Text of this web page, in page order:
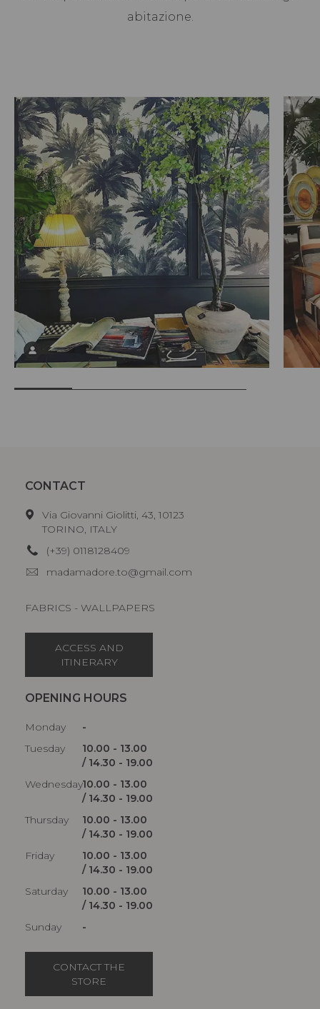
abitazione.
CONTACT
Via Giovanni Giolitti, 43, 10123
TORINO, ITALY
(+39) 0118128409
madamadore.to@gmail.com
FABRICS - WALLPAPERS
ACCESS AND
ITINERARY
OPENING HOURS
Monday
-
Tuesday
10.00 - 13.00
/ 14.30 - 19.00
Wednesday10.00 - 13.00
/ 14.30 - 19.00
Thursday
10.00 - 13.00
/ 14.30 - 19.00
Friday
10.00 - 13.00
/ 14.30 - 19.00
Saturday
10.00 - 13.00
/ 14.30 - 19.00
Sunday
-
CONTACT THE
STORE